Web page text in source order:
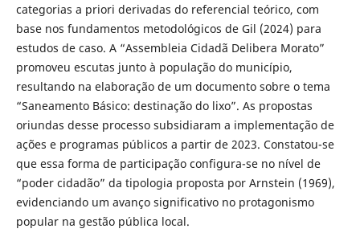
categorias a priori derivadas do referencial teórico, com
base nos fundamentos metodológicos de Gil (2024) para
estudos de caso. A “Assembleia Cidadã Delibera Morato”
promoveu escutas junto à população do município,
resultando na elaboração de um documento sobre o tema
“Saneamento Básico: destinação do lixo”. As propostas
oriundas desse processo subsidiaram a implementação de
ações e programas públicos a partir de 2023. Constatou-se
que essa forma de participação configura-se no nível de
“poder cidadão” da tipologia proposta por Arnstein (1969),
evidenciando um avanço significativo no protagonismo
popular na gestão pública local.